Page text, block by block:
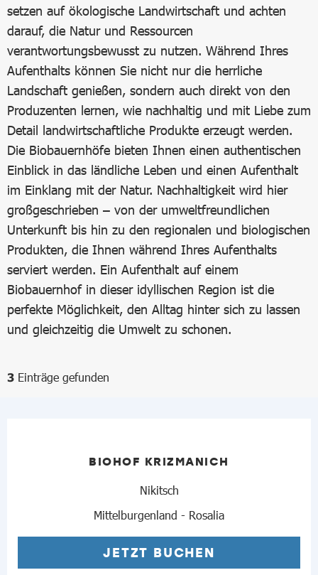
setzen auf ökologische Landwirtschaft und achten
darauf, die Natur und Ressourcen
verantwortungsbewusst zu nutzen. Während Ihres
Aufenthalts können Sie nicht nur die herrliche
Landschaft genießen, sondern auch direkt von den
Produzenten lernen, wie nachhaltig und mit Liebe zum
Detail landwirtschaftliche Produkte erzeugt werden.
Die Biobauernhöfe bieten Ihnen einen authentischen
Einblick in das ländliche Leben und einen Aufenthalt
im Einklang mit der Natur. Nachhaltigkeit wird hier
großgeschrieben – von der umweltfreundlichen
Unterkunft bis hin zu den regionalen und biologischen
Produkten, die Ihnen während Ihres Aufenthalts
serviert werden. Ein Aufenthalt auf einem
Biobauernhof in dieser idyllischen Region ist die
perfekte Möglichkeit, den Alltag hinter sich zu lassen
und gleichzeitig die Umwelt zu schonen.
3 Einträge gefunden
BIOHOF KRIZMANICH
Nikitsch
Mittelburgenland - Rosalia
JETZT BUCHEN